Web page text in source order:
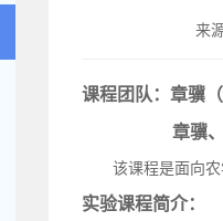
来
课程团队：章骥
章骥
该课程是面向
实验课程简介：